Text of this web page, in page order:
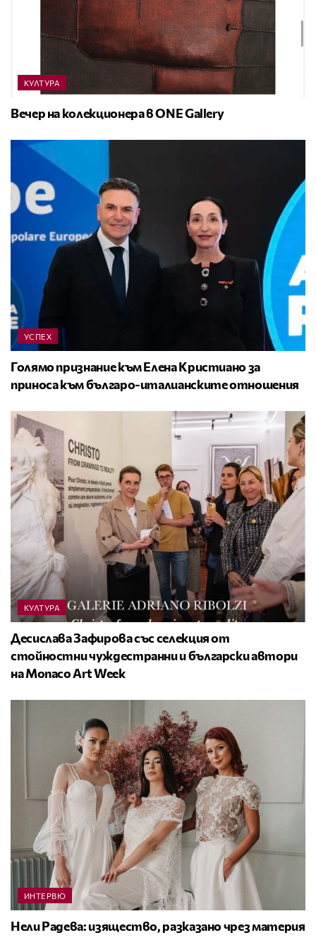
КУЛТУРА
Вечер на колекционера в ONE Gallery
УСПЕХ
Голямо признание към Елена Кристиано за
приноса към българо-италианските отношения
КУЛТУРА
Десислава Зафирова със селекция от
стойностни чуждестранни и български автори
на Monaco Art Week
ИНТЕРВЮ
Нели Радева: изящество, разказано чрез материя